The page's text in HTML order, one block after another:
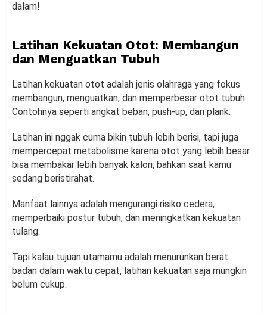
dalam!
Latihan Kekuatan Otot: Membangun
dan Menguatkan Tubuh
Latihan kekuatan otot adalah jenis olahraga yang fokus
membangun, menguatkan, dan memperbesar otot tubuh.
Contohnya seperti angkat beban, push-up, dan plank.
Latihan ini nggak cuma bikin tubuh lebih berisi, tapi juga
mempercepat metabolisme karena otot yang lebih besar
bisa membakar lebih banyak kalori, bahkan saat kamu
sedang beristirahat.
Manfaat lainnya adalah mengurangi risiko cedera,
memperbaiki postur tubuh, dan meningkatkan kekuatan
tulang.
Tapi kalau tujuan utamamu adalah menurunkan berat
badan dalam waktu cepat, latihan kekuatan saja mungkin
belum cukup.